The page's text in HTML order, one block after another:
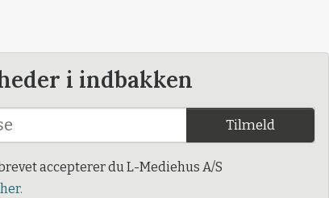
i indbakken
Tilmeld
accepterer du L-Mediehus A/S